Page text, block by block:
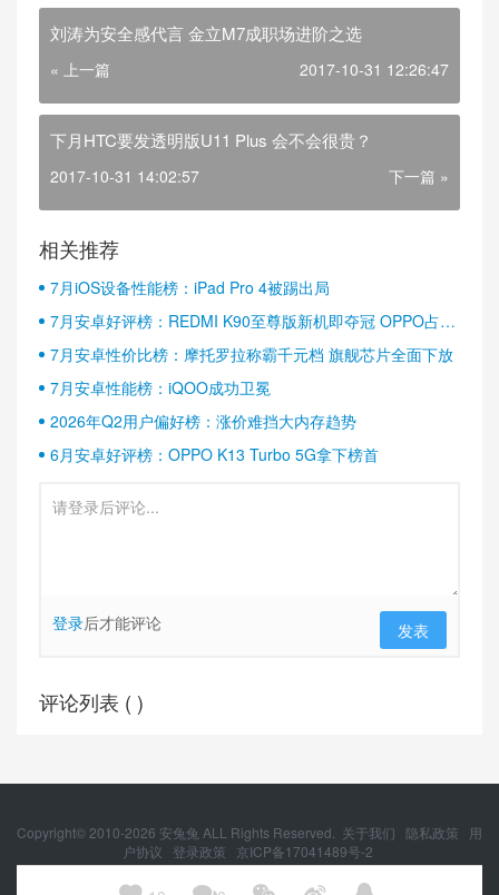
刘涛为安全感代言 金立M7成职场进阶之选
« 上一篇 2017-10-31 12:26:47
下月HTC要发透明版U11 Plus 会不会很贵？
2017-10-31 14:02:57 下一篇 »
相关推荐
7月iOS设备性能榜：iPad Pro 4被踢出局
7月安卓好评榜：REDMI K90至尊版新机即夺冠 OPPO占据
半壁江山
7月安卓性价比榜：摩托罗拉称霸千元档 旗舰芯片全面下放
7月安卓性能榜：iQOO成功卫冕
2026年Q2用户偏好榜：涨价难挡大内存趋势
6月安卓好评榜：OPPO K13 Turbo 5G拿下榜首
登录后才能评论 发表
评论列表 ( )
Copyright© 2010-2026 安兔兔 ALL Rights Reserved. 关于我们 隐私政策
用
户协议
登录政策
京ICP备17041489号-2
京公网安备 11010502054377号